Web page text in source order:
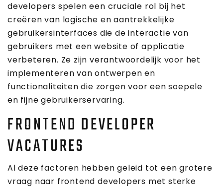
developers spelen een cruciale rol bij het
creëren van logische en aantrekkelijke
gebruikersinterfaces die de interactie van
gebruikers met een website of applicatie
verbeteren. Ze zijn verantwoordelijk voor het
implementeren van ontwerpen en
functionaliteiten die zorgen voor een soepele
en fijne gebruikerservaring.
FRONTEND DEVELOPER
VACATURES
Al deze factoren hebben geleid tot een grotere
vraag naar frontend developers met sterke